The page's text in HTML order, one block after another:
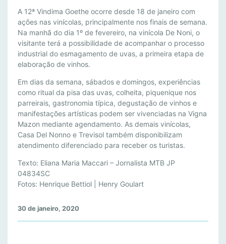
V
I
D
A
D
E
S
N
A
V
I
N
D
I
M
A
O
E
A 12ª Vindima Goethe ocorre desde 18 de janeiro com
ações nas vinícolas, principalmente nos finais de semana.
Na manhã do dia 1º de fevereiro, na vinícola De Noni, o
visitante terá a possibilidade de acompanhar o processo
industrial do esmagamento de uvas, a primeira etapa de
elaboração de vinhos.
Em dias da semana, sábados e domingos, experiências
como ritual da pisa das uvas, colheita, piquenique nos
parreirais, gastronomia típica, degustação de vinhos e
manifestações artísticas podem ser vivenciadas na Vigna
Mazon mediante agendamento. As demais vinícolas,
Casa Del Nonno e Trevisol também disponibilizam
atendimento diferenciado para receber os turistas.
Texto: Eliana Maria Maccari – Jornalista MTB JP
04834SC
Fotos: Henrique Bettiol | Henry Goulart
30 de janeiro, 2020